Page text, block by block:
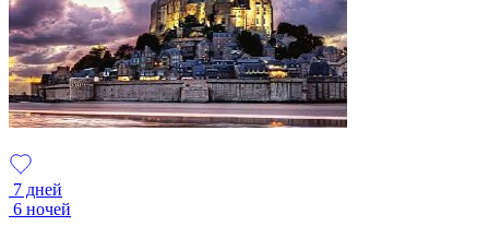
7 дней
6 ночей